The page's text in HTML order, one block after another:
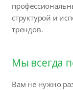
структурой и
трендов.
Мы всегда
Вам не нужно